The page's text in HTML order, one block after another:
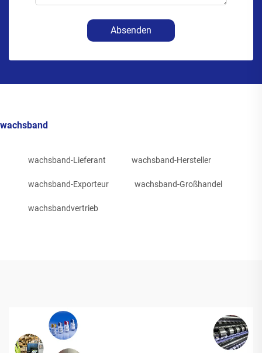
Absenden
wachsband
wachsband-Lieferant wachsband-Hersteller
wachsband-Exporteur wachsband-Großhandel
wachsbandvertrieb